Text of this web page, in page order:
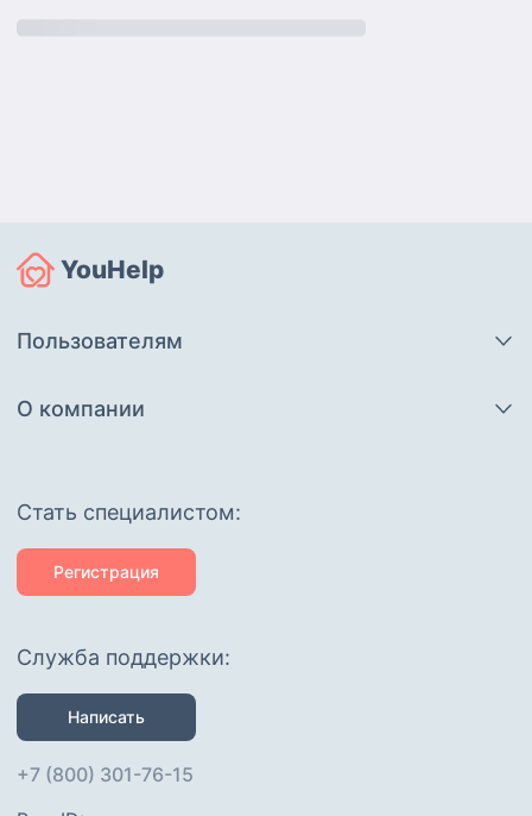
YouHelp
Пользователям
О компании
Cтать специалистом:
Регистрация
Служба поддержки:
Написать
+7 (800) 301-76-15